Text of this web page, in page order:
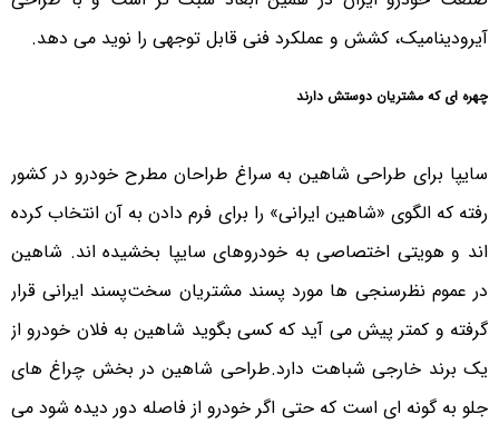
آیرودینامیک، کشش و عملکرد فنی قابل توجهی را نوید می دهد.
چهره ای که مشتریان دوستش دارند
سایپا برای طراحی شاهین به سراغ طراحان مطرح خودرو در کشور
رفته که الگوی «شاهین ایرانی» را برای فرم دادن به آن انتخاب کرده
اند و هویتی اختصاصی به خودروهای سایپا بخشیده اند. شاهین
در عموم نظرسنجی ها مورد پسند مشتریان سخت‌پسند ایرانی قرار
گرفته و کمتر پیش می آید که کسی بگوید شاهین به فلان خودرو از
یک برند خارجی شباهت دارد.طراحی شاهین در بخش چراغ های
جلو به گونه ای است که حتی اگر خودرو از فاصله دور دیده شود می